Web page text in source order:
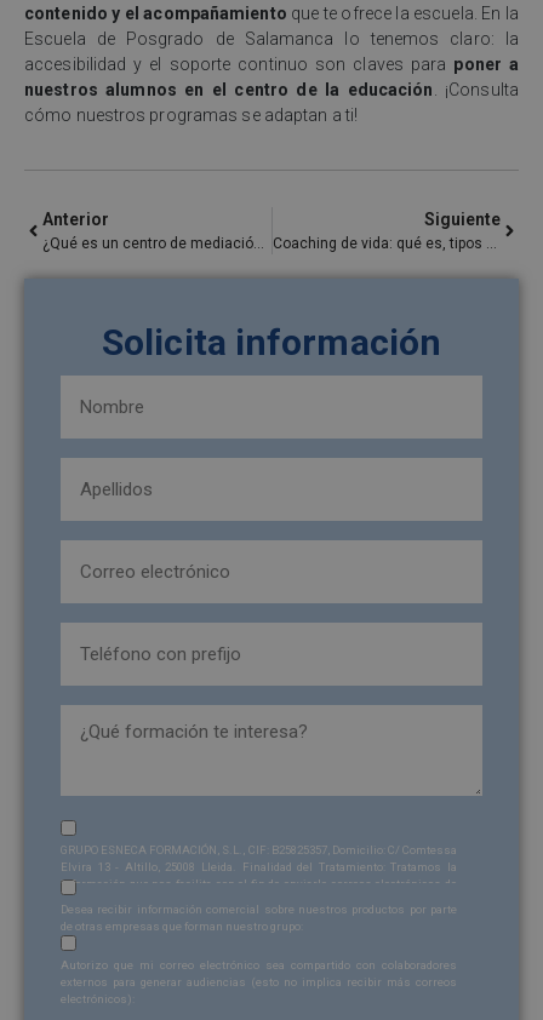
contenido y el acompañamiento que te ofrece la escuela. En la
Escuela de Posgrado de Salamanca lo tenemos claro: la
accesibilidad y el soporte continuo son claves para poner a
nuestros alumnos en el centro de la educación. ¡Consulta
cómo nuestros programas se adaptan a ti!
Anterior Siguiente
Solicita información
apellidos
(Obligatorio)
(Obligatorio)
(Obligatorio)
Sin
nombre
(Obligatorio)
GRUPO ESNECA FORMACIÓN, S.L., CIF: B25825357, Domicilio: C/ Comtessa
Elvira 13 - Altillo, 25008 Lleida. Finalidad del Tratamiento: Tratamos la
información que nos facilita con el fin de enviarle correos electrónicos de
productos que fueran de su interés. Legitimación del tratamiento:
Consentimiento del interesado. Derechos: Puede ejercitar sus derechos
identificándose suficientemente, dirigiéndose a la dirección
admin@grupoesneca.com . Para más información consulte nuestra
Política de Privacidad. Desea recibir información comercial (vía telefónica
y/o email):
Sin
nombre
Desea recibir información comercial sobre nuestros productos por parte
de otras empresas que forman nuestro grupo:
Sin
nombre
Autorizo que mi correo electrónico sea compartido con colaboradores
externos para generar audiencias (esto no implica recibir más correos
electrónicos):